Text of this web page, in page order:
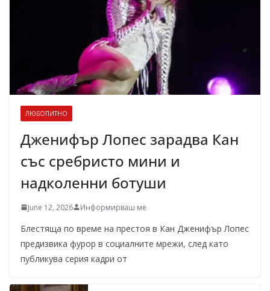
ЛЮБОПИТНО
Дженифър Лопес зарадва Кан
със сребристо мини и
надколенни ботуши
June 12, 2026 Информирваш ме
Блестяща по време на престоя в Кан Дженифър Лопес
предизвика фурор в социалните мрежи, след като
публикува серия кадри от